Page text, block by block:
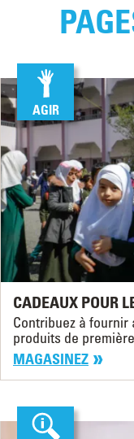
AGIR
CADEAUX POUR
Contribuez à
produits de
MAGASINEZ